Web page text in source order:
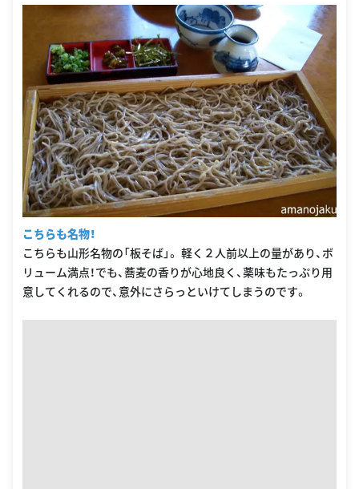
こちらも名物！
こちらも山形名物の「板そば」。 軽く２人前以上の量があり、ボ
リューム満点！でも、蕎麦の香りが心地良く、薬味もたっぷり用
意してくれるので、意外にさらっといけてしまうのです。